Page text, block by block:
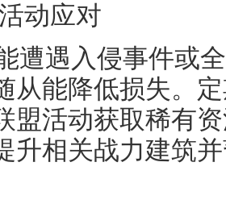
动应对
遭遇入侵事件或
从能降低损失。
盟活动获取稀有
升相关战力建筑